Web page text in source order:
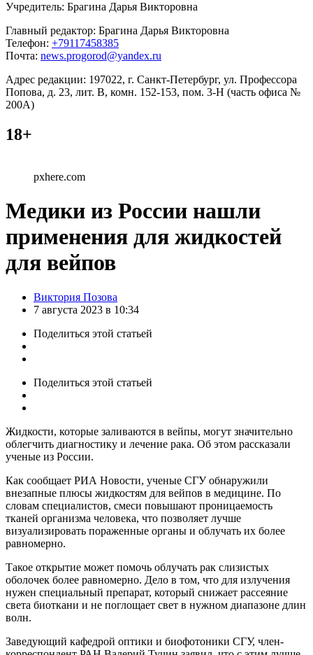
Учредитель: Брагина Дарья Викторовна
Главный редактор: Брагина Дарья Викторовна
Телефон: +79117458385
Почта: news.progorod@yandex.ru
Адрес редакции: 197022, г. Санкт-Петербург, ул. Профессора
Попова, д. 23, лит. В, комн. 152-153, пом. 3-Н (часть офиса №
200А)
18+
pxhere.com
Медики из России нашли
применения для жидкостей
для вейпов
Posted
by
Виктория Позова
7 августа 2023 в 10:34
Поделиться этой статьей
Поделиться этой статьей
Жидкости, которые заливаются в вейпы, могут значительно
облегчить диагностику и лечение рака. Об этом рассказали
ученые из России.
Как сообщает РИА Новости, ученые СГУ обнаружили
внезапные плюсы жидкостям для вейпов в медицине. По
словам специалистов, смеси повышают проницаемость
тканей организма человека, что позволяет лучше
визуализировать пораженные органы и облучать их более
равномерно.
Такое открытие может помочь облучать рак слизистых
оболочек более равномерно. Дело в том, что для излучения
нужен специальный препарат, который снижает рассеяние
света биоткани и не поглощает свет в нужном диапазоне длин
волн.
Заведующий кафедрой оптики и биофотоники СГУ, член-